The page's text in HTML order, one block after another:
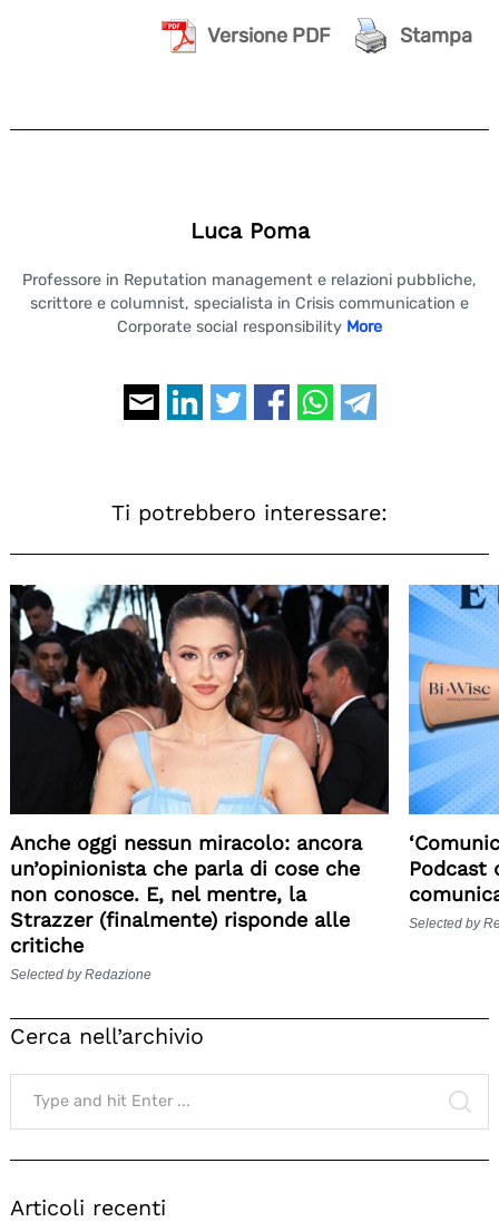
Versione PDF Stampa
Luca Poma
Professore in Reputation management e relazioni pubbliche,
scrittore e columnist, specialista in Crisis communication e
Corporate social responsibility More
Ti potrebbero interessare:
Anche oggi nessun miracolo: ancora
un’opinionista che parla di cose che
non conosce. E, nel mentre, la
Strazzer (finalmente) risponde alle
critiche
Selected by Redazione
Podcast
Selected by
Cerca nell’archivio
Search
for:
Articoli recenti